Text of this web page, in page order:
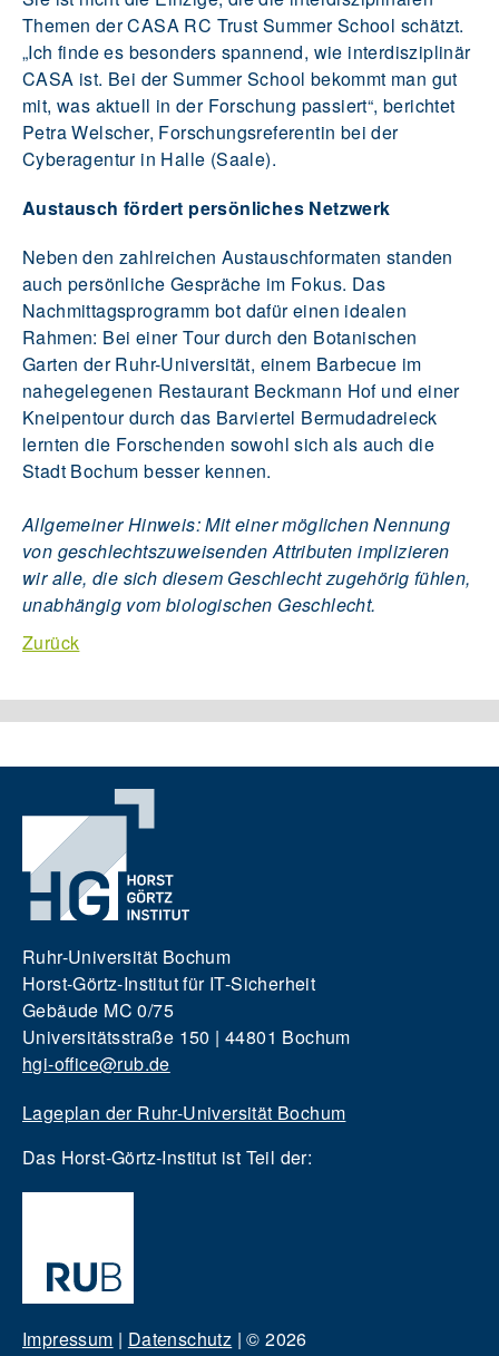
Themen der CASA RC Trust Summer School schätzt.
„Ich finde es besonders spannend, wie interdisziplinär
CASA ist. Bei der Summer School bekommt man gut
mit, was aktuell in der Forschung passiert“, berichtet
Petra Welscher, Forschungsreferentin bei der
Cyberagentur in Halle (Saale).
Austausch fördert persönliches Netzwerk
Neben den zahlreichen Austauschformaten standen
auch persönliche Gespräche im Fokus. Das
Nachmittagsprogramm bot dafür einen idealen
Rahmen: Bei einer Tour durch den Botanischen
Garten der Ruhr-Universität, einem Barbecue im
nahegelegenen Restaurant Beckmann Hof und einer
Kneipentour durch das Barviertel Bermudadreieck
lernten die Forschenden sowohl sich als auch die
Stadt Bochum besser kennen.
Allgemeiner Hinweis: Mit einer möglichen Nennung
von geschlechtszuweisenden Attributen implizieren
wir alle, die sich diesem Geschlecht zugehörig fühlen,
unabhängig vom biologischen Geschlecht.
Zurück
Ruhr-Universität Bochum
Horst-Görtz-Institut für IT-Sicherheit
Gebäude MC 0/75
Universitätsstraße 150 | 44801 Bochum
hgi-office@rub.de
Lageplan der Ruhr-Universität Bochum
Das Horst-Görtz-Institut ist Teil der:
Impressum | Datenschutz |© 2026